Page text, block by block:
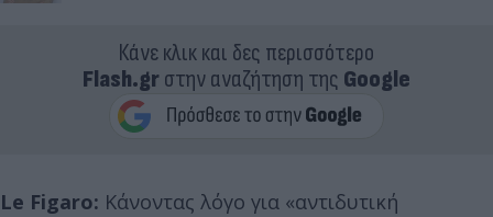
Κάνε κλικ και δες περισσότερο
Flash.grστην αναζήτηση της Google
Le Figaro: Κάνοντας λόγο για «αντιδυτική